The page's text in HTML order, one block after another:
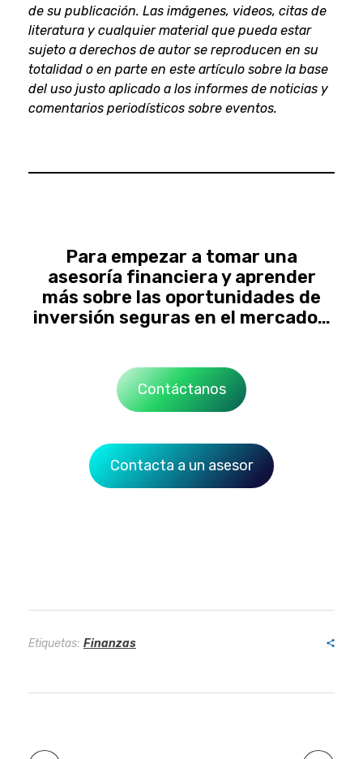
de su publicación. Las imágenes, videos, citas de
literatura y cualquier material que pueda estar
sujeto a derechos de autor se reproducen en su
totalidad o en parte en este artículo sobre la base
del uso justo aplicado a los informes de noticias y
comentarios periodísticos sobre eventos.
Para empezar a tomar una
asesoría financiera y aprender
más sobre las oportunidades de
inversión seguras en el mercado…
Contáctanos
Contacta a un asesor
Etiquetas: Finanzas